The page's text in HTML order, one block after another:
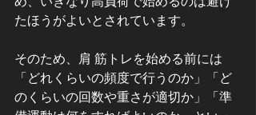
たほうがよいとされています。
そのため、肩 筋トレを始める前には
「どれくらいの頻度で行うのか」「ど
のくらいの回数や重さが適切か」「準